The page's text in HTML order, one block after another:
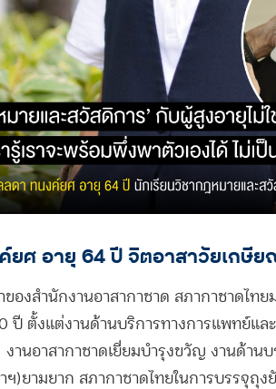
ยศ อายุ 64 ปี จิตอาสาวัยเกษี
าของสำนักงานอาสากาชาด สภากาชาดไ
ปี ตั้งแต่งานด้านบริการทางการแพทย์แล
งานอาสากาชาดเยี่ยมบำรุงขวัญ งานด้า
ฯ)ยามยาก สภากาชาดไทยในการบรรจุถุ